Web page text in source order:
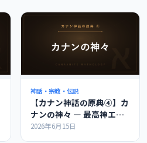
神話・宗教・伝説
【カナン神話の原典④】カ
ナンの神々 ― 最高神エル
とバアル、神々の会議を解
2026年6月15日